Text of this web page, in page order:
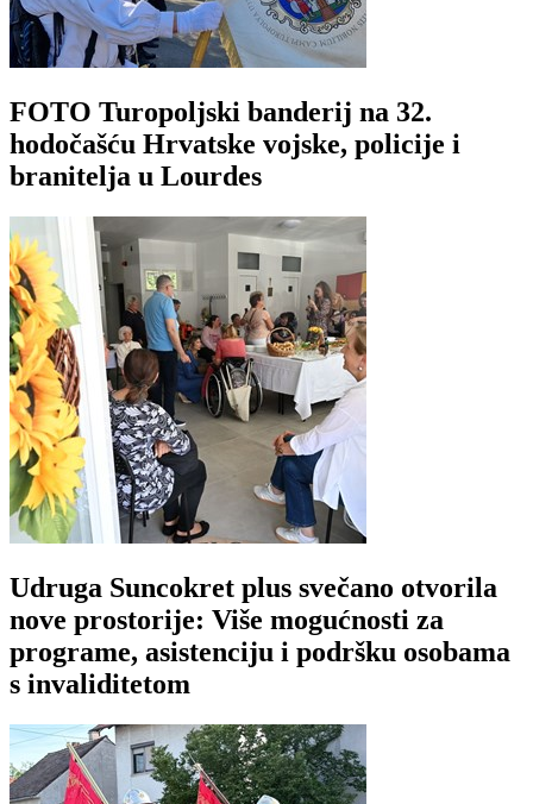
FOTO Turopoljski banderij na 32.
hodočašću Hrvatske vojske, policije i
branitelja u Lourdes
Udruga Suncokret plus svečano otvorila
nove prostorije: Više mogućnosti za
programe, asistenciju i podršku osobama
s invaliditetom